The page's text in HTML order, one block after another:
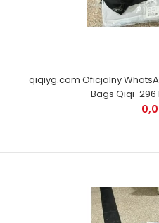
qiqiyg.com Oficjalny
Bags Qiqi-296